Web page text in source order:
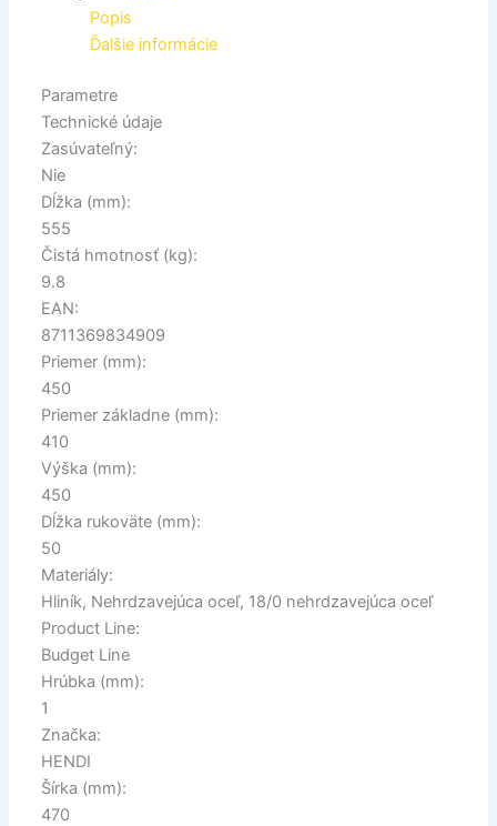
Popis
Ďalšie informácie
Parametre
Technické údaje
Zasúvateľný:
Nie
Dĺžka (mm):
555
Čistá hmotnosť (kg):
9.8
EAN:
8711369834909
Priemer (mm):
450
Priemer základne (mm):
410
Výška (mm):
450
Dĺžka rukoväte (mm):
50
Materiály:
Hliník, Nehrdzavejúca oceľ, 18/0 nehrdzavejúca oceľ
Product Line:
Budget Line
Hrúbka (mm):
1
Značka:
HENDI
Šírka (mm):
470